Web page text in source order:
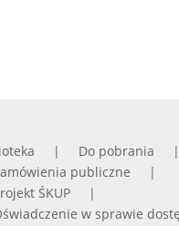
Do pobrania
publiczne
ŚKUP
w sprawie